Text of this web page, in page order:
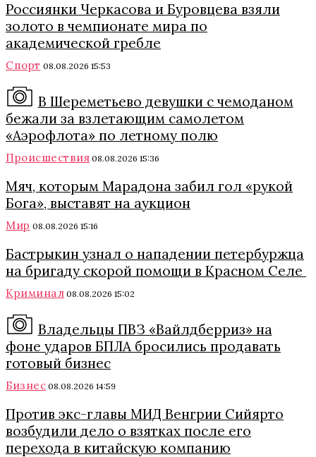
Россиянки Черкасова и Буровцева взяли
золото в чемпионате мира по
академической гребле
Спорт 08.08.2026 15:53
В Шереметьево девушки с чемоданом
бежали за взлетающим самолетом
«Аэрофлота» по летному полю
Происшествия 08.08.2026 15:36
Мяч, которым Марадона забил гол «рукой
Бога», выставят на аукцион
Мир 08.08.2026 15:16
Бастрыкин узнал о нападении петербуржца
на бригаду скорой помощи в Красном Селе
Криминал 08.08.2026 15:02
Владельцы ПВЗ «Вайлдберриз» на
фоне ударов БПЛА бросились продавать
готовый бизнес
Бизнес 08.08.2026 14:59
Против экс-главы МИД Венгрии Сийярто
возбудили дело о взятках после его
перехода в китайскую компанию